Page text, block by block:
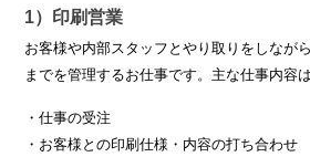
1）印刷営業
お客様や内部スタッフとやり取りをしなが
までを管理するお仕事です。主な仕事内容
・仕事の受注
・お客様との印刷仕様・内容の打ち合わせ